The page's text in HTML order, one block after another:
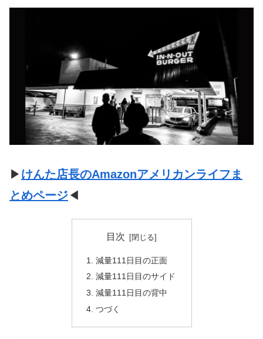
▶ けんた店長のAmazonアメリカンライフま
とめページ◀
目次
減量111日目の正面
減量111日目のサイド
減量111日目の背中
つづく